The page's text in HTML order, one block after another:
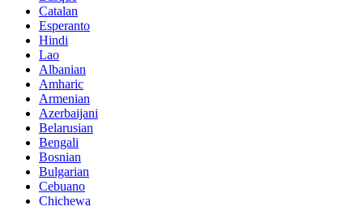
Catalan
Esperanto
Hindi
Lao
Albanian
Amharic
Armenian
Azerbaijani
Belarusian
Bengali
Bosnian
Bulgarian
Cebuano
Chichewa